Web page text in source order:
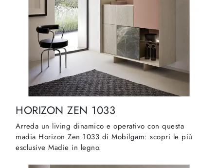
HORIZON ZEN 1033
Arreda un living dinamico e operativo con questa
madia Horizon Zen 1033 di Mobilgam: scopri le più
esclusive Madie in legno.